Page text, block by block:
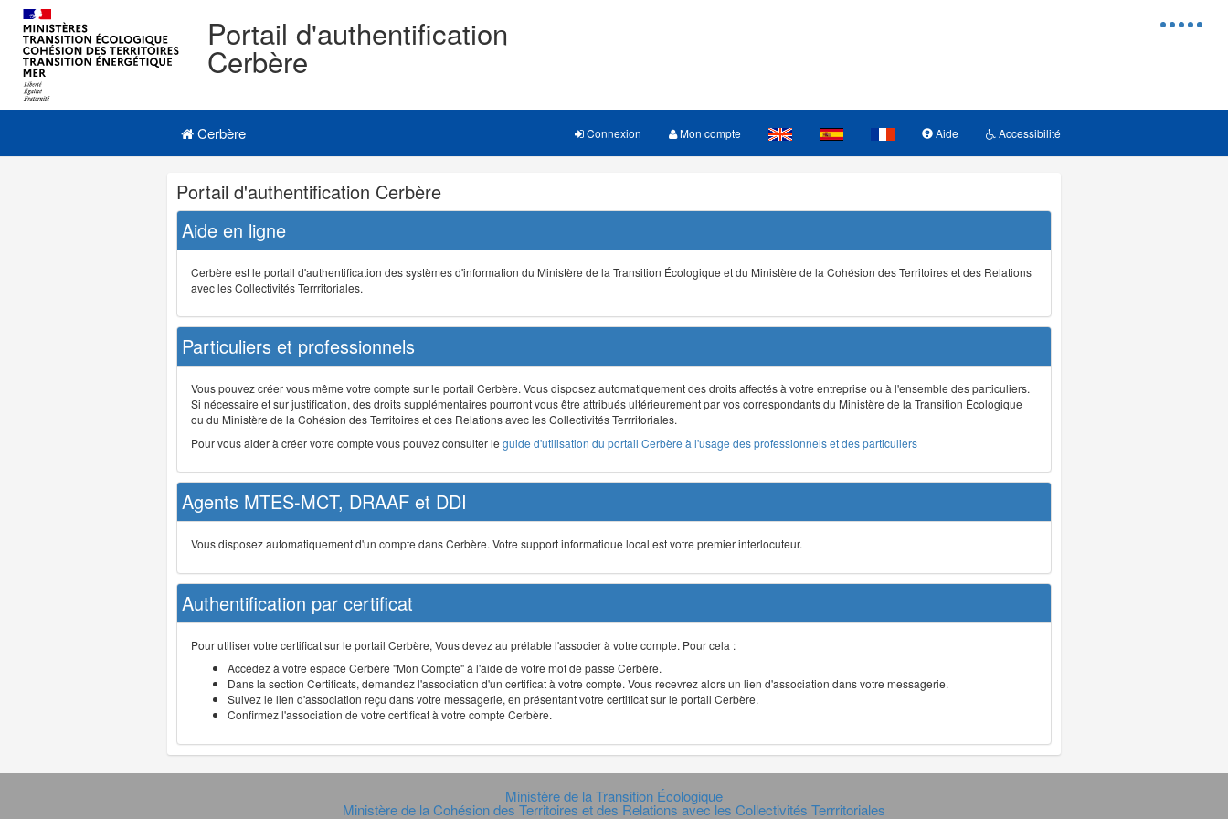
Menu
Portail d'authentification
Cerbère
Navigation
Menu principal
Cerbère Connexion Mon compte Aide Accessibilité
Navigation
et
outils
annexes
Portail d'authentification Cerbère
Aide en ligne
Cerbère est le portail d'authentification des systèmes d'information du Ministère de la Transition Écologique et du Ministère de la Cohésion des Territoires et des Relations
avec les Collectivités Terrritoriales.
Particuliers et professionnels
Vous pouvez créer vous même votre compte sur le portail Cerbère. Vous disposez automatiquement des droits affectés à votre entreprise ou à l'ensemble des particuliers.
Si nécessaire et sur justification, des droits supplémentaires pourront vous être attribués ultérieurement par vos correspondants du Ministère de la Transition Écologique
ou du Ministère de la Cohésion des Territoires et des Relations avec les Collectivités Terrritoriales.
Pour vous aider à créer votre compte vous pouvez consulter le guide d'utilisation du portail Cerbère à l'usage des professionnels et des particuliers
Agents MTES-MCT, DRAAF et DDI
Vous disposez automatiquement d'un compte dans Cerbère. Votre support informatique local est votre premier interlocuteur.
Authentification par certificat
Pour utiliser votre certificat sur le portail Cerbère, Vous devez au prélable l'associer à votre compte. Pour cela :
Accédez à votre espace Cerbère "Mon Compte" à l'aide de votre mot de passe Cerbère.
Dans la section Certificats, demandez l'association d'un certificat à votre compte. Vous recevrez alors un lien d'association dans votre messagerie.
Suivez le lien d'association reçu dans votre messagerie, en présentant votre certificat sur le portail Cerbère.
Confirmez l'association de votre certificat à votre compte Cerbère.
Ministère de la Transition Écologique
Ministère de la Cohésion des Territoires et des Relations avec les Collectivités Terrritoriales